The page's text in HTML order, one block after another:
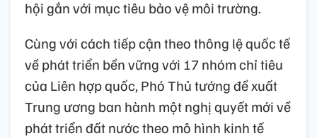
hội gắn với mục tiêu bảo vệ môi trường.
Cùng với cách tiếp cận theo thông lệ quốc tế
về phát triển bền vững với 17 nhóm chỉ tiêu
của Liên hợp quốc, Phó Thủ tướng đề xuất
Trung ương ban hành một nghị quyết mới về
phát triển đất nước theo mô hình kinh tế